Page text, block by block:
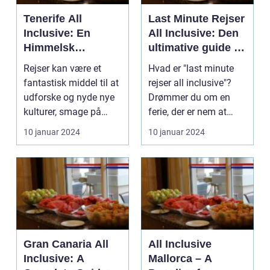
Tenerife All
Inclusive: En
Himmelsk
Feriedestination
Rejser kan være et
fantastisk middel til at
udforske og nyde nye
kulturer, smage på
fremmede gastron...
10 januar 2024
Last Minute Rejser
All Inclusive: Den
ultimative guide til
spontane eventyr
Hvad er "last minute
rejser all inclusive"?
Drømmer du om en
ferie, der er nem at
arrangere, og hvo...
10 januar 2024
Gran Canaria All
Inclusive: A
All Inclusive
Mallorca – A